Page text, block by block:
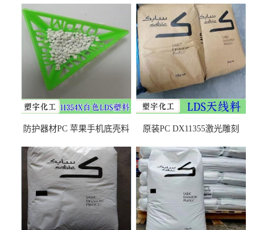
防护器材PC 苹果手机底壳料
之忧
原装PC DX11355激光雕刻